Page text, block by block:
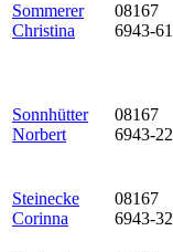
Sommerer
Christina
08167
6943-61
Sonnhütter
Norbert
08167
6943-22
Steinecke
Corinna
08167
6943-32